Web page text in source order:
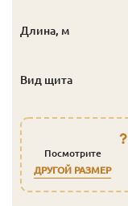
Длина, м
Вид щита
Посмотрите
ДРУГОЙ РАЗМЕР